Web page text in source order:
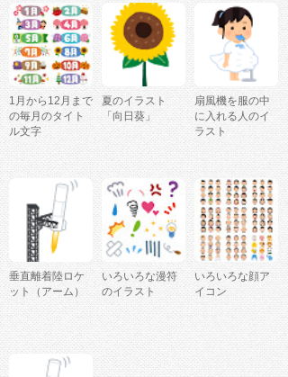
1月から12月まで
の毎月のタイト
ル文字
夏のイラスト
「向日葵」
扇風機を服の中
に入れる人のイ
ラスト
垂直離着陸ロケ
ット（アーム）
いろいろな漫符
のイラスト
いろいろな顔ア
イコン